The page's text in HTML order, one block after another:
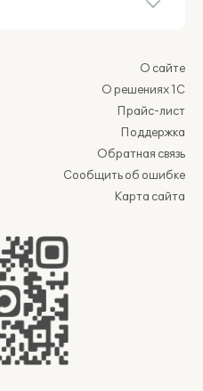
О сайте
О решениях 1С
Прайс-лист
Поддержка
Обратная связь
Сообщить об ошибке
Карта сайта